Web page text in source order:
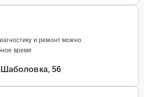
и ремонт можно
время
Шаболовка, 56